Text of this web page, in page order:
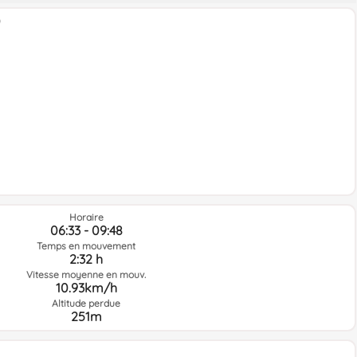
Horaire
06:33 - 09:48
Temps en mouvement
2:32 h
Vitesse moyenne en mouv.
10.93km/h
Altitude perdue
251m